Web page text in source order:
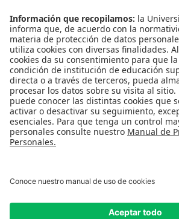
NORMATIVIDAD
Reglamento de estudiantes
Bienestar
Uso de datos Personales
Convivencia y transparencia
Emergencias: Extensión 0000